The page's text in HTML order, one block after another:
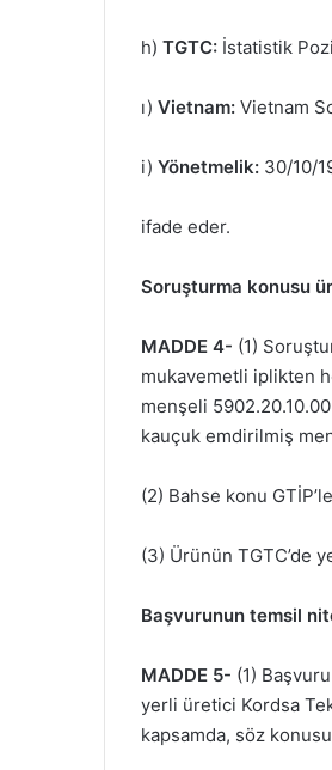
h) TGTC: İstatistik
ı) Vietnam: Vietnam
i) Yönetmelik: 30/10/
ifade eder.
Soruşturma konusu
MADDE 4- (1)
mukavemetli iplikten
menşeli
kauçuk emdirilmiş
(2) Bahse konu
(3) Ürünün TGTC’de
Başvurunun temsil
MADDE 5- (1)
yerli üretici Kordsa
kapsamda, söz